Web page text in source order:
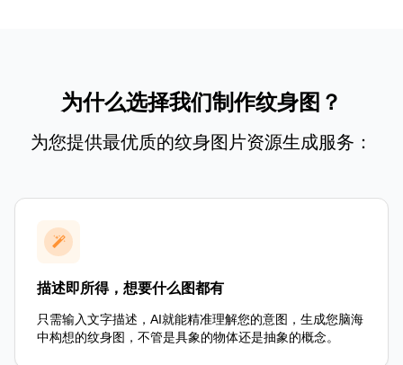
为什么选择我们制作纹身图？
为您提供最优质的纹身图片资源生成服务：
描述即所得，想要什么图都有
只需输入文字描述，AI就能精准理解您的意图，生成您脑海
中构想的纹身图，不管是具象的物体还是抽象的概念。